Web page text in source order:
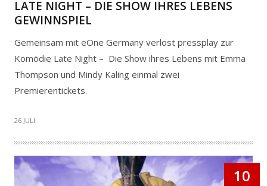
LATE NIGHT – DIE SHOW IHRES LEBENS
GEWINNSPIEL
Gemeinsam mit eOne Germany verlost pressplay zur
Komödie Late Night – Die Show ihres Lebens mit Emma
Thompson und Mindy Kaling einmal zwei
Premierentickets.
26 JULI
10